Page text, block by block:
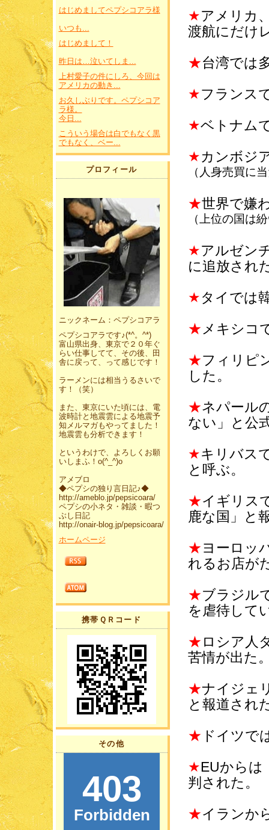
はじめましてペプシコアラ様
いつも...
はじめまして！
昨日は…泣いてしま...
上村愛子の件にしろ、今回は
アメリカの動き...
お久しぶりです。ペプシコア
ラ様。
今日...
こういう場合は白でもなく黒
でもなく、ベー...
プロフィール
ニックネーム：ペプシコアラ
ペプシコアラです♪(*^。^*)
富山県出身、東京で２０年ぐ
らい仕事してて、その後、田
舎に戻って、って感じです！
ラーメンには相当うるさいで
す！（笑）
また、東京にいた頃には、電
波時計と地震雲による地震予
知メルマガもやってました！
地震雲も分析できます！
というわけで、よろしくお願
いしまふ！o(^_^)o
アメブロ
◆ペプシの独り言日記♪◆
http://ameblo.jp/pepsicoara/
ペプシの小ネタ・雑談・暇つ
ぶし日記
http://onair-blog.jp/pepsicoara/
ホームページ
携帯ＱＲコード
その他
★アメリカ
渡航にだけ
★台湾では
★フランス
★ベトナム
★カンボジ
（人身売買に
★世界で嫌
（上位の国は
★アルゼン
に追放され
★タイでは
★ メキシコ
★フィリピ
した。
★ネパール
ない」と公
★キリバス
と呼ぶ。
★イギリス
鹿な国」と
★ヨーロッ
れるお店が
★ブラジル
を虐待して
★ロシア人
苦情が出た
★ナイジェ
と報道され
★ ドイツで
★EUからは
判された。
★イランか